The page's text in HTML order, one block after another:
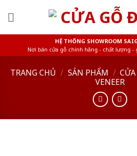
HỆ THỐNG SHOWROOM
Nơi bán cửa gỗ chính hãng - chất lượng -
TRANG CHỦ / SẢN PHẨM /
VENEER